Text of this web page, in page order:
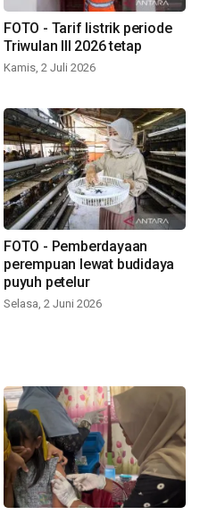
FOTO - Tarif listrik periode
Triwulan III 2026 tetap
Kamis, 2 Juli 2026
FOTO - Pemberdayaan
perempuan lewat budidaya
puyuh petelur
Selasa, 2 Juni 2026